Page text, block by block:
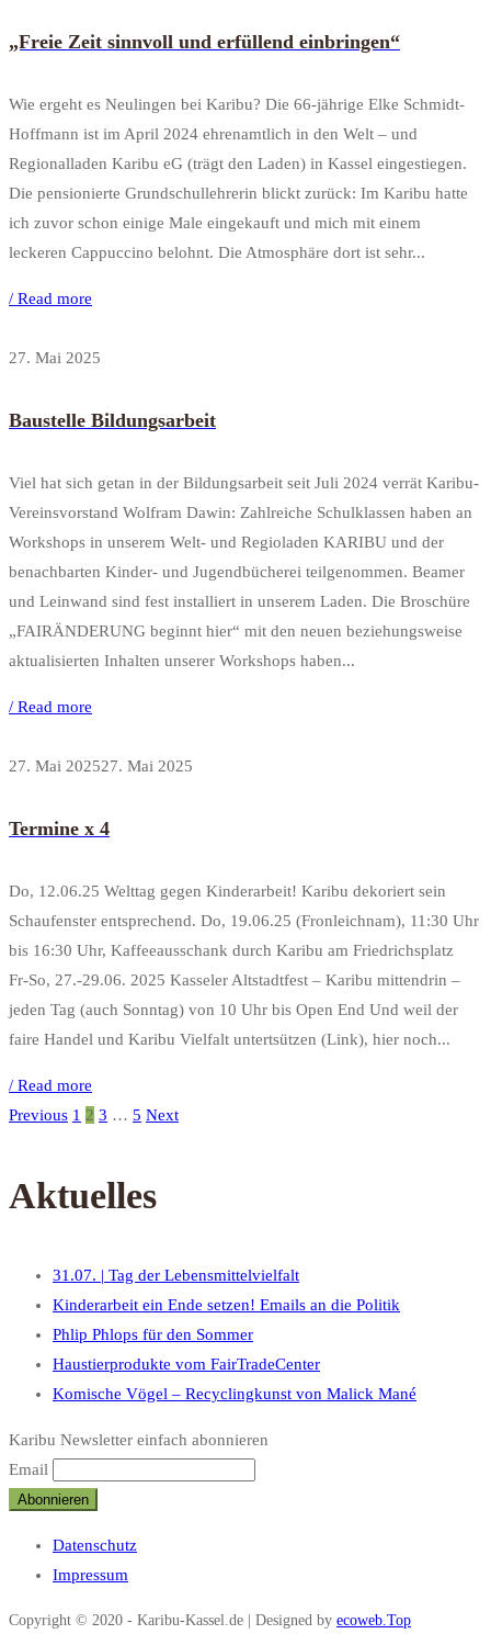
„Freie Zeit sinnvoll und erfüllend einbringen“
Wie ergeht es Neulingen bei Karibu? Die 66-jährige Elke Schmidt-
Hoffmann ist im April 2024 ehrenamtlich in den Welt – und
Regionalladen Karibu eG (trägt den Laden) in Kassel eingestiegen.
Die pensionierte Grundschullehrerin blickt zurück: Im Karibu hatte
ich zuvor schon einige Male eingekauft und mich mit einem
leckeren Cappuccino belohnt. Die Atmosphäre dort ist sehr...
/ Read more
27. Mai 2025
Baustelle Bildungsarbeit
Viel hat sich getan in der Bildungsarbeit seit Juli 2024 verrät Karibu-
Vereinsvorstand Wolfram Dawin: Zahlreiche Schulklassen haben an
Workshops in unserem Welt- und Regioladen KARIBU und der
benachbarten Kinder- und Jugendbücherei teilgenommen. Beamer
und Leinwand sind fest installiert in unserem Laden. Die Broschüre
„FAIRÄNDERUNG beginnt hier“ mit den neuen beziehungsweise
aktualisierten Inhalten unserer Workshops haben...
/ Read more
27. Mai 202527. Mai 2025
Termine x 4
Do, 12.06.25 Welttag gegen Kinderarbeit! Karibu dekoriert sein
Schaufenster entsprechend. Do, 19.06.25 (Fronleichnam), 11:30 Uhr
bis 16:30 Uhr, Kaffeeausschank durch Karibu am Friedrichsplatz
Fr-So, 27.-29.06. 2025 Kasseler Altstadtfest – Karibu mittendrin –
jeden Tag (auch Sonntag) von 10 Uhr bis Open End Und weil der
faire Handel und Karibu Vielfalt untertsützen (Link), hier noch...
/ Read more
Previous 1 2 3 … 5 Next
Aktuelles
31.07. | Tag der Lebensmittelvielfalt
Kinderarbeit ein Ende setzen! Emails an die Politik
Phlip Phlops für den Sommer
Haustierprodukte vom FairTradeCenter
Komische Vögel – Recyclingkunst von Malick Mané
Karibu Newsletter einfach abonnieren
Email
Datenschutz
Impressum
Copyright © 2020 - Karibu-Kassel.de | Designed by ecoweb.Top